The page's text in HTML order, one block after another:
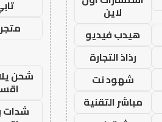
لاين
هيدب فيديو
رذاذ التجارة
شهود نت
مباشر التقنية
متجر 4u
شحن
شدات